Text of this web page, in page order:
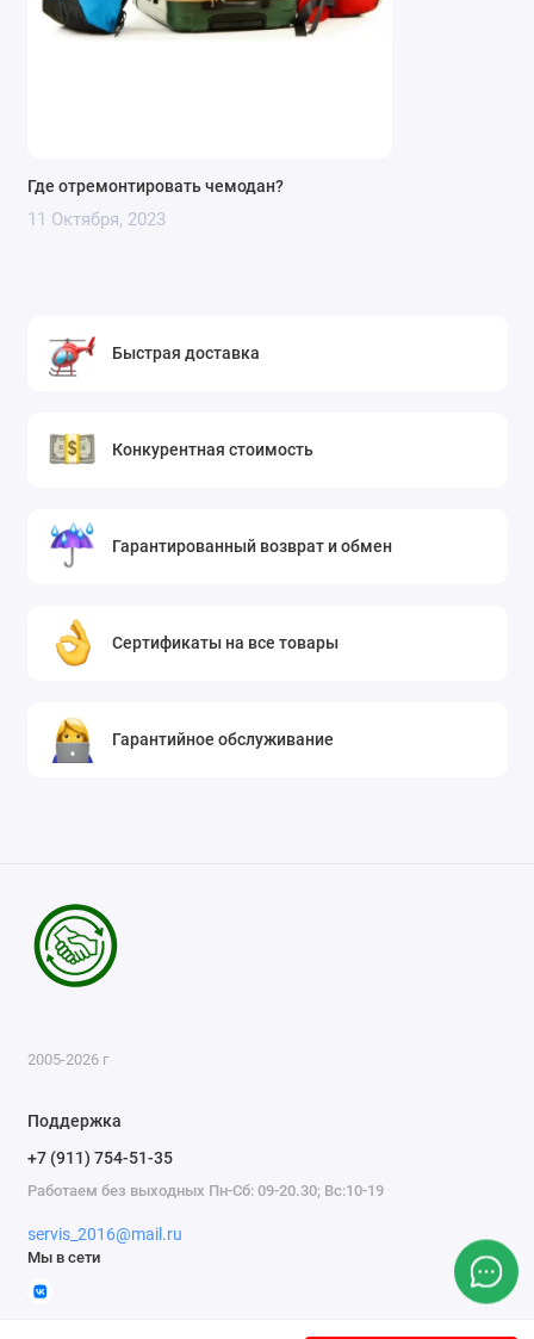
Где отремонтировать чемодан?
11 Октября, 2023
Быстрая доставка
Конкурентная стоимость
Гарантированный возврат и обмен
Сертификаты на все товары
Гарантийное обслуживание
2005-2026 г
Поддержка
+7 (911) 754-51-35
Работаем без выходных Пн-Сб: 09-20.30; Вс:10-19
servis_2016@mail.ru
Мы в сети